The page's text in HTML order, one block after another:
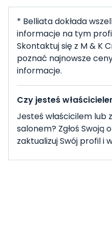
* Belliata dokłada
informacje na tym
Skontaktuj się z M & K
poznać najnowsze
informacje.
Czy jesteś
Jesteś właścicilem lub
salonem? Zgłoś Swoją
zaktualizuj Swój profil i